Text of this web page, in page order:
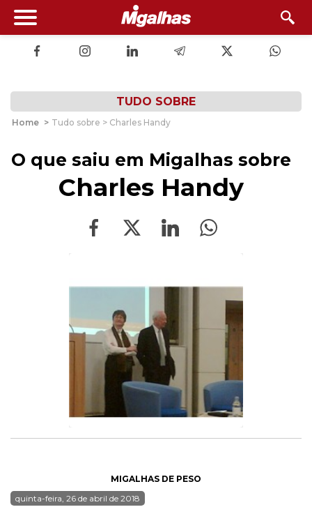
TUDO SOBRE
Home > Tudo sobre > Charles Handy
O que saiu em Migalhas sobre
Charles Handy
MIGALHAS DE PESO
quinta-feira, 26 de abril de 2018